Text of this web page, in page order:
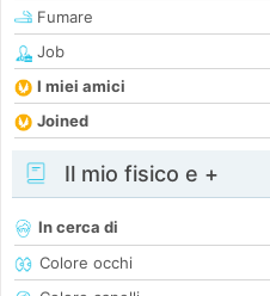
Fumare
Job
I miei amici
Joined
Il mio fisico e +
In cerca di
Colore occhi